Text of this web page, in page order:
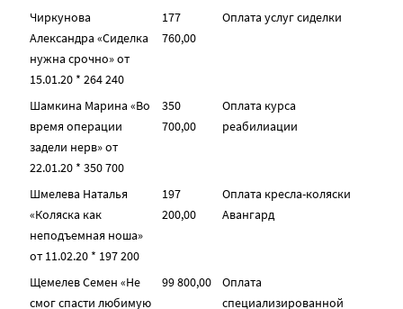
Чиркунова
Александра «Сиделка
нужна срочно» от
15.01.20 * 264 240
177
760,00
Оплата услуг сиделки
Шамкина Марина «Во
время операции
задели нерв» от
22.01.20 * 350 700
350
700,00
Оплата курса
реабилиации
Шмелева Наталья
«Коляска как
неподъемная ноша»
от 11.02.20 * 197 200
197
200,00
Оплата кресла-коляски
Авангард
Щемелев Семен «Не
смог спасти любимую
99 800,00
Оплата
специализированной